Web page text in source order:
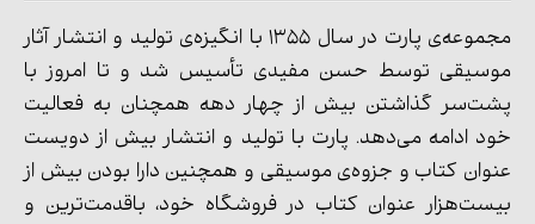
مجموعه‌ی پارت در سال 1355 با انگیزه‌ی تولید و انتشار آثار
موسیقی توسط حسن مفیدی تأسیس شد و تا امروز با
پشت‌سر گذاشتن بیش از چهار دهه همچنان به فعالیت
خود ادامه می‌دهد. پارت با تولید و انتشار بیش از دویست
عنوان کتاب و جزوه‌ی موسیقی و همچنین دارا بودن بیش از
بیست‌هزار عنوان کتاب در فروشگاه خود، باقدمت‌ترین و